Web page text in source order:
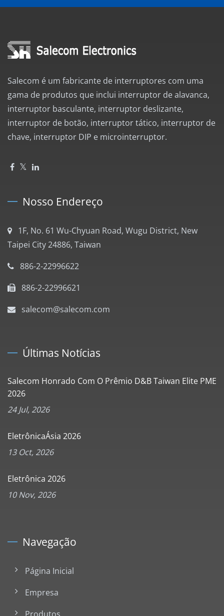
Salecom é um fabricante de interruptores com uma
gama de produtos que inclui interruptor de alavanca,
interruptor basculante, interruptor deslizante,
interruptor de botão, interruptor tático, interruptor de
chave, interruptor DIP e microinterruptor.
Nosso Endereço
1F, No. 61 Wu-Chyuan Road, Wugu District, New
Taipei City 24886, Taiwan
886-2-22996622
886-2-22996621
salecom@salecom.com
Últimas Notícias
Salecom Honrado Com O Prêmio D&B Taiwan Elite PME
2026
24 Jul, 2026
EletrônicaÁsia 2026
13 Oct, 2026
Eletrônica 2026
10 Nov, 2026
Navegação
Página Inicial
Empresa